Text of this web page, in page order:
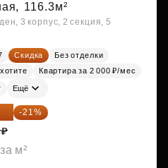
116.3м²
3 корпус, 2 секция, 5
Скидка
Без отделки
Квартира за 2 000 ₽/мес
Ещё
₽ -21%
м²